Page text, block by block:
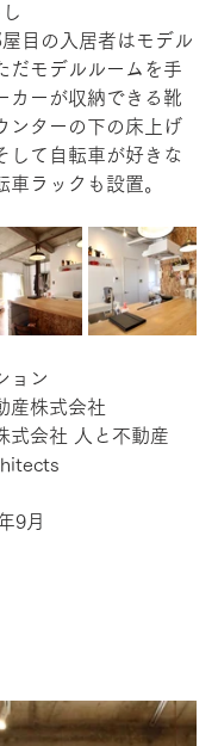
目の入居者はモデル
だモデルルームを手
カーが収納できる靴
ンターの下の床上げ
して自転車が好きな
ラックも設置。
ョン
産株式会社
式会社 人と不動産
9月